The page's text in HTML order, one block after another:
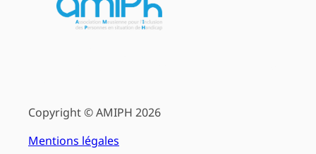
Copyright © AMIPH 2026
Mentions légales